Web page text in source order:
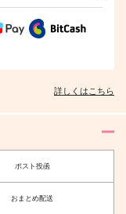
詳しくはこちら
ポスト投函
おまとめ配送